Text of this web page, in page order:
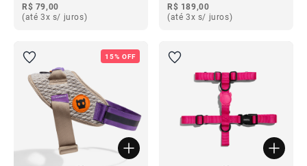
R$ 79,00
(até 3x s/ juros)
R$ 189,00
(até 3x s/ juros)
15% OFF